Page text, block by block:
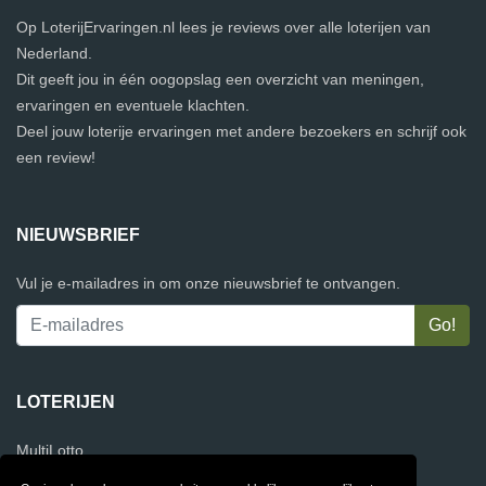
Op LoterijErvaringen.nl lees je reviews over alle loterijen van
Nederland.
Dit geeft jou in één oogopslag een overzicht van meningen,
ervaringen en eventuele klachten.
Deel jouw loterije ervaringen met andere bezoekers en schrijf ook
een review!
NIEUWSBRIEF
Vul je e-mailadres in om onze nieuwsbrief te ontvangen.
LOTERIJEN
MultiLotto